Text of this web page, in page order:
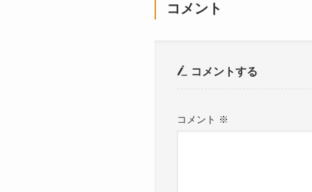
コメント
コメントする
コメント ※